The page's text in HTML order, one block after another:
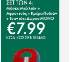
PASSION